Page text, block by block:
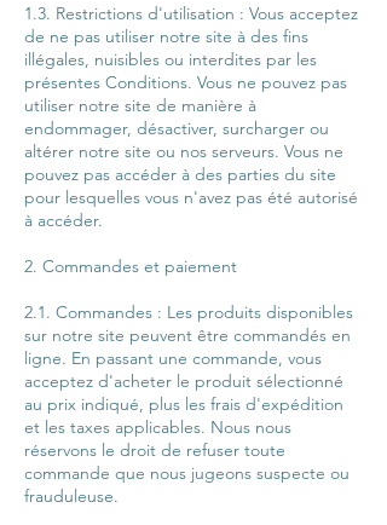
1.3. Restrictions d'utilisation : Vous acceptez
de ne pas utiliser notre site à des fins
illégales, nuisibles ou interdites par les
présentes Conditions. Vous ne pouvez pas
utiliser notre site de manière à
endommager, désactiver, surcharger ou
altérer notre site ou nos serveurs. Vous ne
pouvez pas accéder à des parties du site
pour lesquelles vous n'avez pas été autorisé
à accéder.
2. Commandes et paiement
2.1. Commandes : Les produits disponibles
sur notre site peuvent être commandés en
ligne. En passant une commande, vous
acceptez d'acheter le produit sélectionné
au prix indiqué, plus les frais d'expédition
et les taxes applicables. Nous nous
réservons le droit de refuser toute
commande que nous jugeons suspecte ou
frauduleuse.